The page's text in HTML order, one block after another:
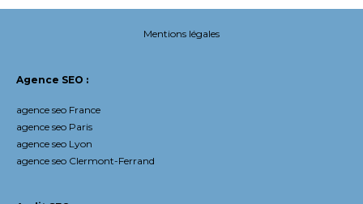
Mentions légales
Agence SEO :
agence seo France
agence seo Paris
agence seo Lyon
agence seo Clermont-Ferrand